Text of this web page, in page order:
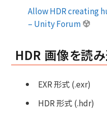
Allow HDR creating
– Unity Forum
HDR 画像を読
EXR 形式 (.exr)
HDR 形式 (.hdr)